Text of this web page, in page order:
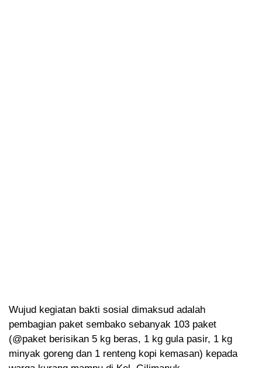
Wujud kegiatan bakti sosial dimaksud adalah
pembagian paket sembako sebanyak 103 paket
(@paket berisikan 5 kg beras, 1 kg gula pasir, 1 kg
minyak goreng dan 1 renteng kopi kemasan) kepada